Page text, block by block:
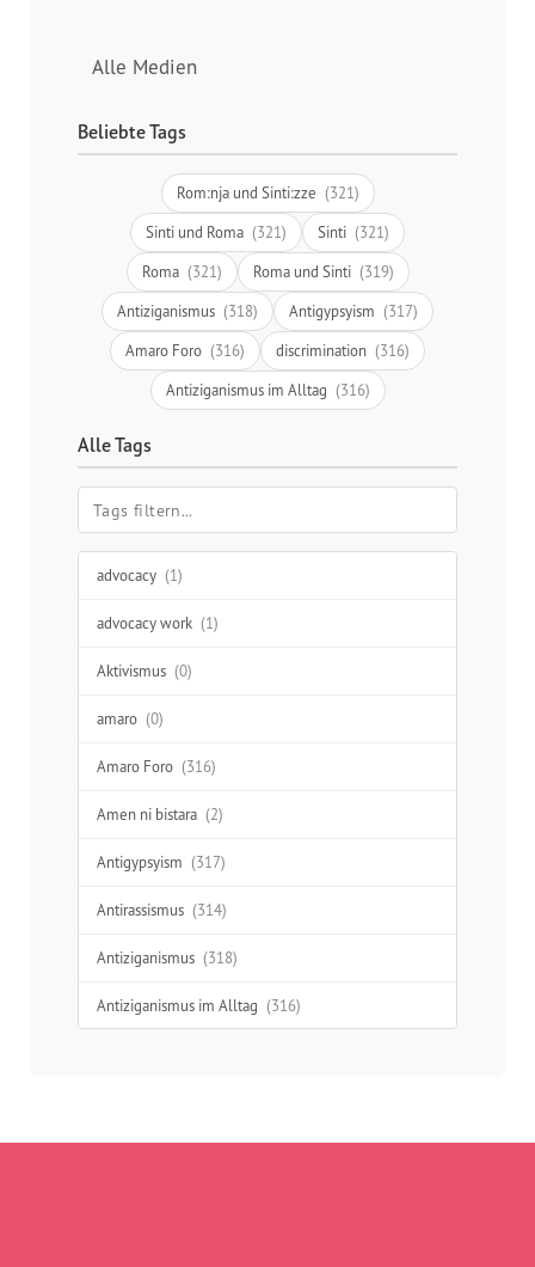
Alle Medien
Beliebte Tags
Rom:nja und Sinti:zze (321)
Sinti und Roma (321) Sinti (321)
Roma (321) Roma und Sinti (319)
Antiziganismus (318) Antigypsyism (317)
Amaro Foro (316) discrimination (316)
Antiziganismus im Alltag (316)
Alle Tags
advocacy (1)
advocacy work (1)
Aktivismus (0)
amaro (0)
Amaro Foro (316)
Amen ni bistara (2)
Antigypsyism (317)
Antirassismus (314)
Antiziganismus (318)
Antiziganismus im Alltag (316)
Austausch (48)